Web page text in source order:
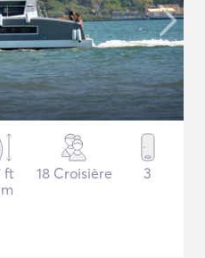
ft
m
18 Croisière 3